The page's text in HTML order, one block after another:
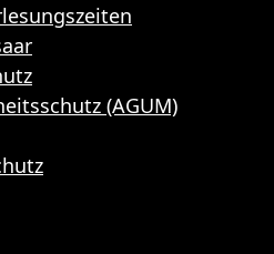
(AGUM)